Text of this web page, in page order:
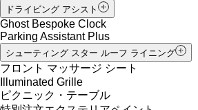
ドライビング アシスト
Ghost Bespoke Clock
Parking Assistant Plus
シューティング スター ルーフ ライニング
フロント マッサージ シート
Illuminated Grille
ピクニック・テーブル